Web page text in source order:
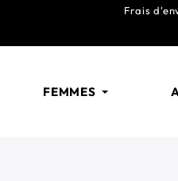
Frais
FEMMES